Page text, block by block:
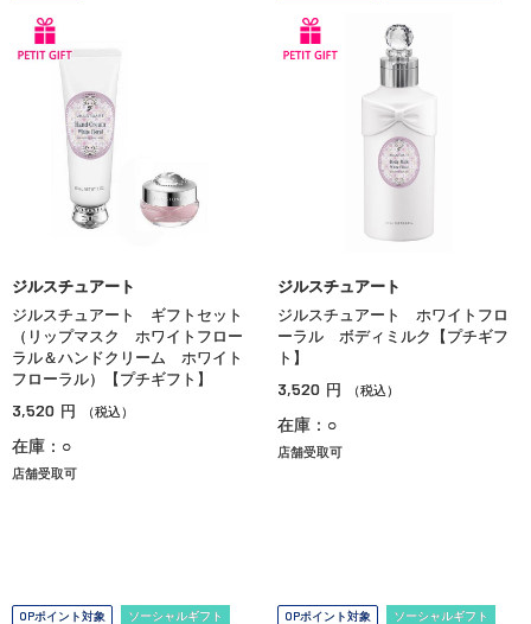
ジルスチュアート
ジルスチュアート ギフトセット
（リップマスク ホワイトフロー
ラル＆ハンドクリーム ホワイト
フローラル）【プチギフト】
3,520 円 （税込）
在庫：○
店舗受取可
ジルスチュアート
ジルスチュアート ホワイトフロ
ーラル ボディミルク【プチギフ
ト】
3,520 円 （税込）
在庫：○
店舗受取可
OPポイント対象 ソーシャルギフト OPポイント対象 ソーシャルギフト